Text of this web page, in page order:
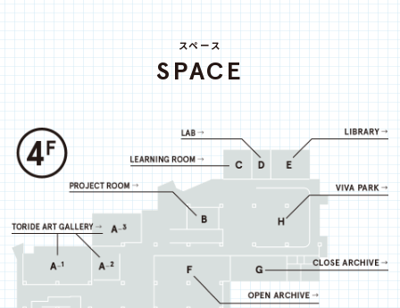
スペース
SPACE